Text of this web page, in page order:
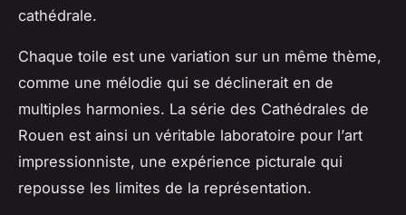
cathédrale.
Chaque toile est une variation sur un même thème,
comme une mélodie qui se déclinerait en de
multiples harmonies. La série des Cathédrales de
Rouen est ainsi un véritable laboratoire pour l’art
impressionniste, une expérience picturale qui
repousse les limites de la représentation.